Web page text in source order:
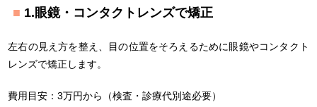
1.眼鏡・コンタクトレンズで矯正
左右の見え方を整え、目の位置をそろえるために眼鏡やコンタクト
レンズで矯正します。
費用目安：3万円から（検査・診療代別途必要）